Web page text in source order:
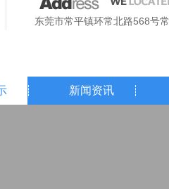
东莞市常平镇环常北路568号
新闻资讯